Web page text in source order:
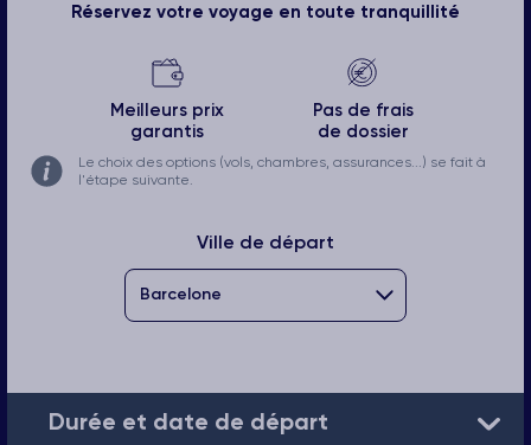
Réservez votre voyage en toute tranquillité
Meilleurs prix
garantis
Pas de frais
de dossier
Le choix des options (vols, chambres, assurances...) se fait à
l'étape suivante.
Ville de départ
Durée et date de départ